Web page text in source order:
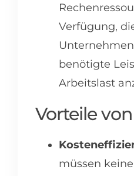
Verfügung,
benötigte
Arbeitslast
Vorteile
müssen